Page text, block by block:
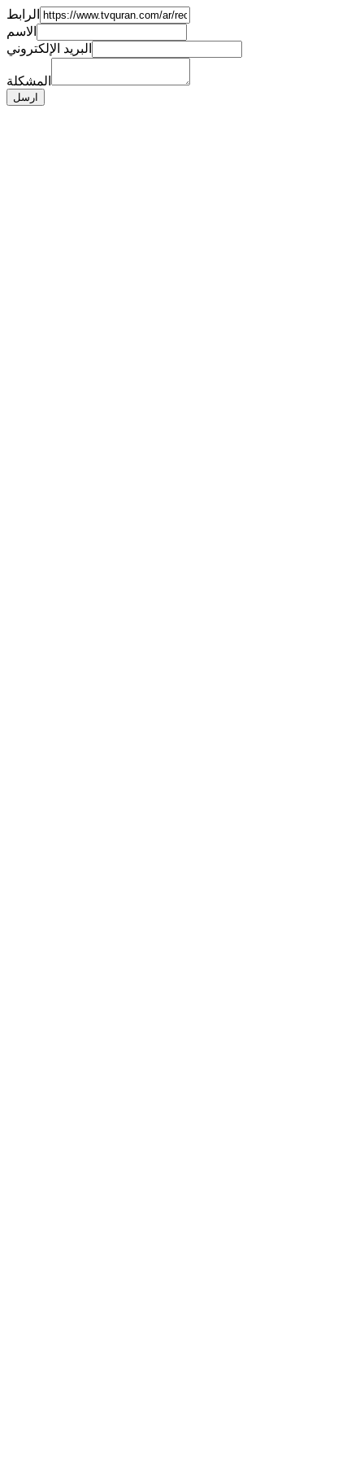
الرابط
الاسم
البريد الإلكتروني
المشكلة
ارسل